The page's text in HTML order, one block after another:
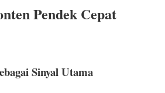
Pendek Cepat
Sinyal Utama